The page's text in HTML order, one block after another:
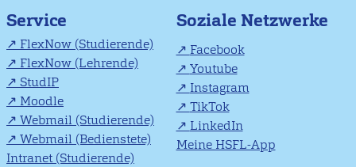
Service
FlexNow (Studierende)
FlexNow (Lehrende)
StudIP
Moodle
Webmail (Studierende)
Webmail (Bedienstete)
Intranet (Studierende)
Soziale Netzwerke
Facebook
Youtube
Instagram
TikTok
LinkedIn
Meine HSFL-App